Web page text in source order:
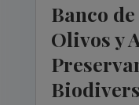
Banco
Olivos y